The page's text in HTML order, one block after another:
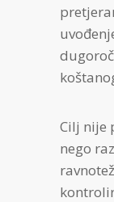
Cilj nije
nego